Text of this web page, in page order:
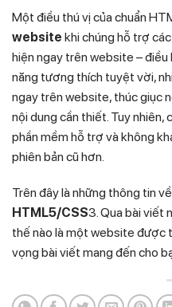
Một điều thú vị của chuẩn
website khi chúng hỗ trợ
hiện ngay trên website –
năng tương thích tuyệt vời,
ngay trên website, thúc giục
nội dung cần thiết. Tuy nhiên,
phần mềm hỗ trợ và không
phiên bản cũ hơn.
Trên đây là những thông tin
HTML5/CSS3. Qua bài viết
thế nào là một website được
vọng bài viết mang đến cho